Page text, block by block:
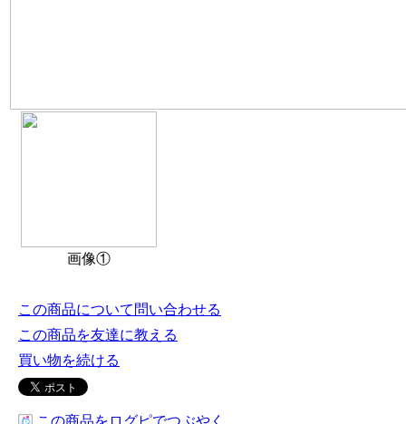
画像①
この商品について問い合わせる
この商品を友達に教える
買い物を続ける